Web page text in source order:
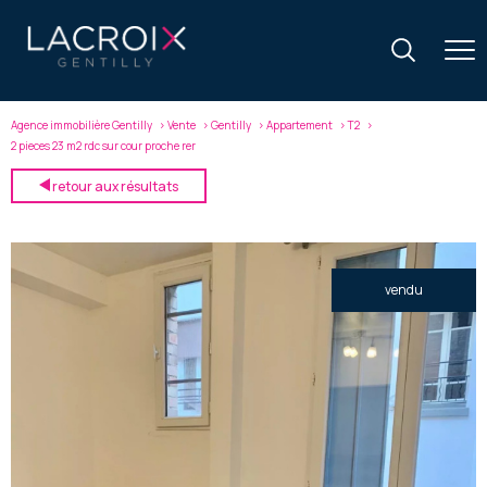
Agence immobilière Gentilly Vente Gentilly Appartement
T2
2 pieces 23 m2 rdc sur cour proche rer
retour aux résultats
vendu